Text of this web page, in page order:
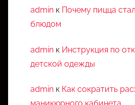
admin к Почему пицца
блюдом
admin к Инструкция по
детской одежды
admin к Как сократить